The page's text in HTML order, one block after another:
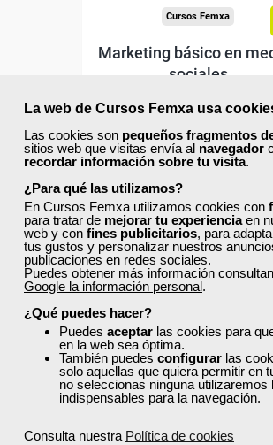
La web de Cursos Femxa usa
Las cookies son pequeños fragmentos
sitios web que visitas envía al navegador
recordar información sobre tu visita.
¿Para qué las utilizamos?
En Cursos Femxa utilizamos cookies con
para tratar de mejorar tu experienciaen
web y con fines publicitarios, para
tus gustos y personalizar nuestros
publicaciones en redes sociales.
Puedes obtener más información
Google la información personal.
¿Qué puedes hacer?
Puedes aceptar las cookies para
en la web sea óptima.
También puedes configurar las
solo aquellas que quiera permitir en
no seleccionas ninguna utilizaremos
indispensables para la navegación.
Consulta nuestra Política de cookies
Cursos Femxa
Marketing básico en
sociales
25 horas
Online (toda España)
Matrícula cerrada
2
ONLINE